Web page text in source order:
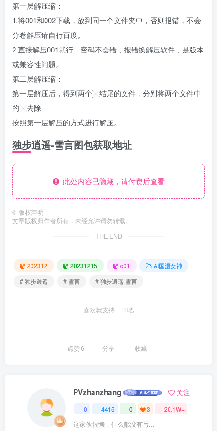
第一层解压缩：
1.将001和002下载，放到同一个文件夹中，否则报错，不会
分卷解压请自行百度。
2.直接解压001就行，密码不会错，报错换解压软件，是版本
或兼容性问题。
第二层解压缩：
第一层解压后，得到两个╳结尾的文件，分别将两个文件中
的╳去除
按照第一层解压的方式进行解压。
独步逍遥-雪言图包获取地址
此处内容已隐藏，请付费后查看
© 版权声明
文章版权归作者所有，未经允许请勿转载。
THE END
202312 20231215 q01
AI国漫女神
# 独步逍遥
# 雪言 # 独步逍遥-雪言
喜欢就支持一下吧
点赞6 分享 收藏
PVzhanzhang 关注
0 4415 0 3 20.1W+
这家伙很懒，什么都没有写...